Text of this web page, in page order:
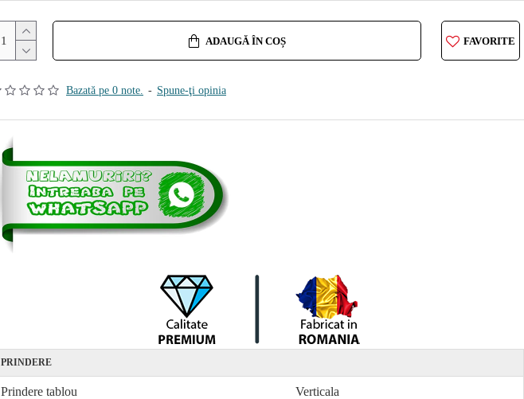
Bazată pe 0 note. - Spune-ţi opinia
ADAUGĂ ÎN COȘ FAVORITE
PRINDERE
Prindere tablou Verticala